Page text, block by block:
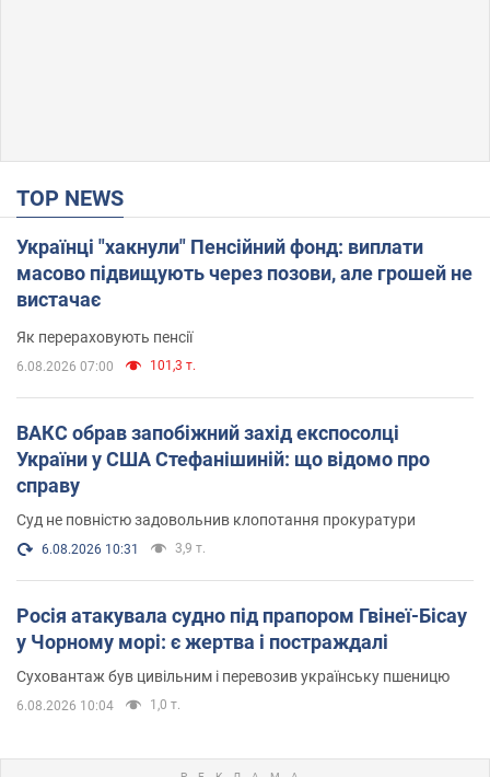
TOP NEWS
Українці "хакнули" Пенсійний фонд: виплати
масово підвищують через позови, але грошей не
вистачає
Як перераховують пенсії
6.08.2026 07:00 101,3 т.
ВАКС обрав запобіжний захід експосолці
України у США Стефанішиній: що відомо про
справу
Суд не повністю задовольнив клопотання прокуратури
6.08.2026 10:31 3,9 т.
Росія атакувала судно під прапором Гвінеї-Бісау
у Чорному морі: є жертва і постраждалі
Суховантаж був цивільним і перевозив українську пшеницю
6.08.2026 10:04 1,0 т.